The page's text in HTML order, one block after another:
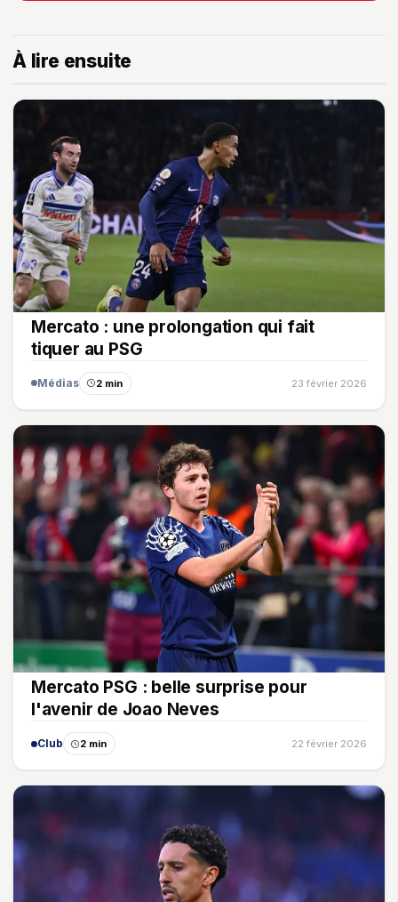
À lire ensuite
Mercato : une prolongation qui fait
tiquer au PSG
Médias 2 min 23 février 2026
Mercato PSG : belle surprise pour
l'avenir de Joao Neves
Club 2 min 22 février 2026